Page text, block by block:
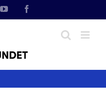
YouTube